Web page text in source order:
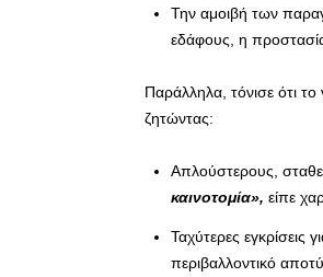
Την αμοιβή των
εδάφους, η
Παράλληλα, τόνισε ότι
ζητώντας:
Απλούστερους,
καινοτομία», είπε
Ταχύτερες εγκρίσεις
περιβαλλοντικό